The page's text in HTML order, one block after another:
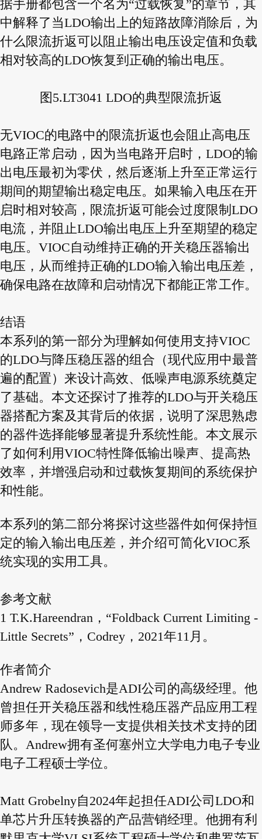
据手册都包含一个名为“过载恢复”的章节，其
中解释了当LDO输出上的短路故障消除后，为
什么限流折返可以阻止输出电压设定值和负载
相对较高的LDO恢复到正确的输出电压。
图5.LT3041 LDO的典型限流折返
无VIOC的电路中的限流折返也会阻止高电压
电路正常启动，因为当电路开启时，LDO的输
出电压最初为零伏，然后逐渐上升至正常运行
期间的期望输出稳定电压。如果输入电压在开
启时相对较高，限流折返可能会过度限制LDO
电流，并阻止LDO输出电压上升至期望的稳定
电压。VIOC自动维持正确的开关稳压器输出
电压，从而维持正确的LDO输入输出电压差，
确保电路在故障和启动情况下都能正常工作。
结语
本系列的第一部分为理解如何使用支持VIOC
的LDO与降压稳压器的组合（现代应用中最普
遍的配置）来设计高效、低噪声电源系统奠定
了基础。本文还探讨了推荐的LDO与开关稳压
器搭配方案及其背后的依据，说明了深思熟虑
的器件选择能够显著提升系统性能。本文展示
了如何利用VIOC特性降低输出噪声、提高热
效率，并增强启动和过载恢复期间的系统保护
和性能。
本系列的第二部分将探讨这些器件如何保持恒
定的输入输出电压差，并介绍可简化VIOC系
统实现的实用工具。
参考文献
1 T.K.Hareendran，“Foldback Current Limiting -
Little Secrets”，Codrey，2021年11月。
作者简介
Andrew Radosevich是ADI公司的高级经理。他
曾担任开关稳压器和线性稳压器产品应用工程
师多年，现在领导一支提供相关技术支持的团
队。Andrew拥有圣何塞州立大学电力电子专业
电子工程硕士学位。
Matt Grobelny自2024年起担任ADI公司LDO和
单芯片升压转换器的产品营销经理。他拥有利